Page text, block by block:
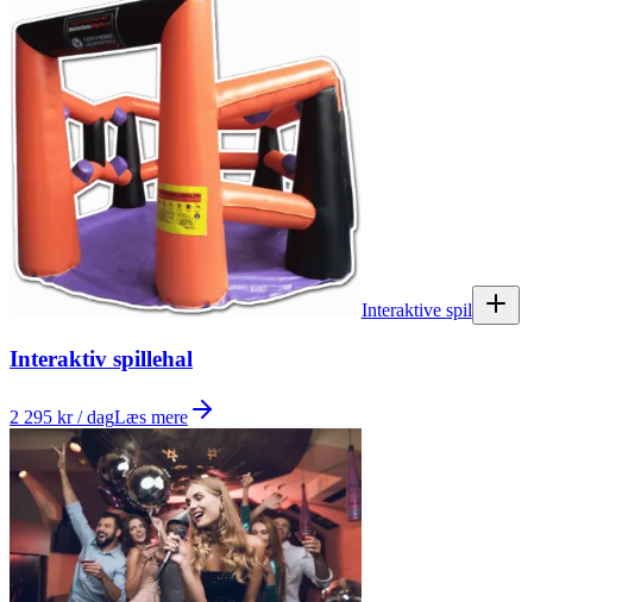
Interaktive spil
Interaktiv spillehal
2 295 kr / dagLæs mere